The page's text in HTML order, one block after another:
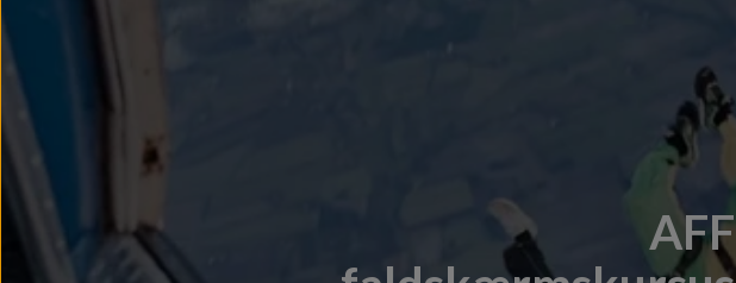
AFF